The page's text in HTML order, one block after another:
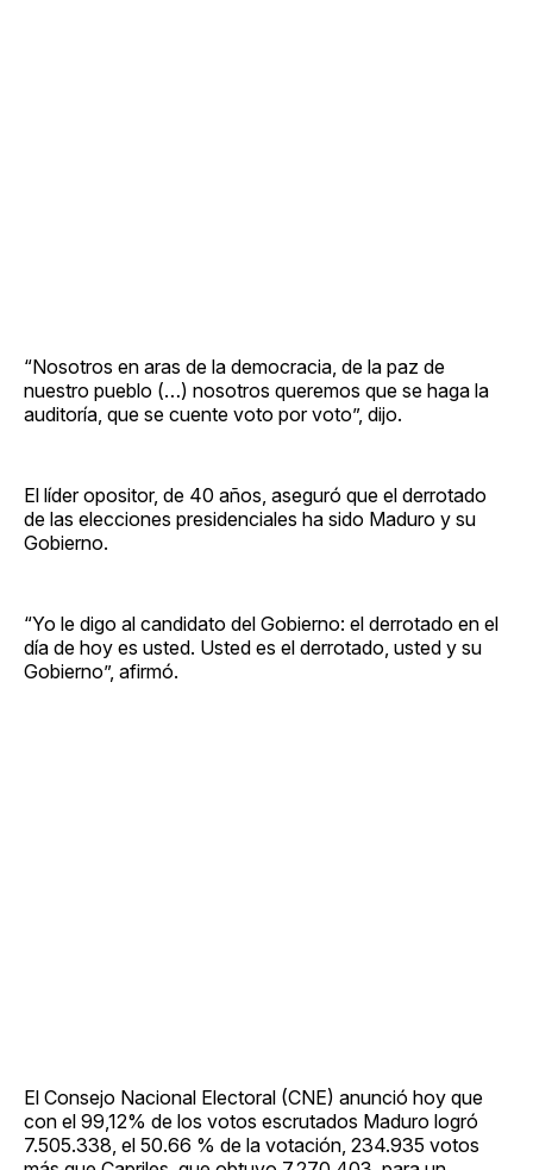
“Nosotros en aras de la democracia, de la paz de
nuestro pueblo (…) nosotros queremos que se haga la
auditoría, que se cuente voto por voto”, dijo.
El líder opositor, de 40 años, aseguró que el derrotado
de las elecciones presidenciales ha sido Maduro y su
Gobierno.
“Yo le digo al candidato del Gobierno: el derrotado en el
día de hoy es usted. Usted es el derrotado, usted y su
Gobierno”, afirmó.
El Consejo Nacional Electoral (CNE) anunció hoy que
con el 99,12% de los votos escrutados Maduro logró
7.505.338, el 50.66 % de la votación, 234.935 votos